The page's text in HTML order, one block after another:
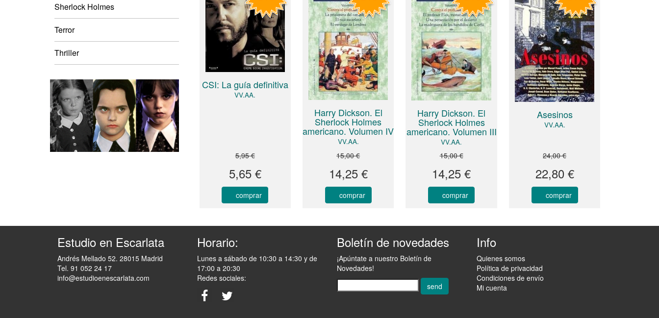
Sherlock Holmes
Terror
Thriller
CSI: La guía definitiva
VV.AA.
5,95 €
5,65 €
comprar
Harry Dickson. El
Sherlock Holmes
americano. Volumen IV
VV.AA.
15,00 €
14,25 €
comprar
Harry Dickson. El
Sherlock Holmes
americano. Volumen III
VV.AA.
15,00 €
14,25 €
comprar
Asesinos
VV.AA.
24,00 €
22,80 €
comprar
Estudio en Escarlata
Andrés Mellado 52. 28015 Madrid
Tel. 91 052 24 17
info@estudioenescarlata.com
Horario:
Lunes a sábado de 10:30 a 14:30 y de
17:00 a 20:30
Redes sociales:
Boletín de novedades
¡Apúntate a nuestro Boletín de
Novedades!
send
Info
Quienes somos
Política de privacidad
Condiciones de envío
Mi cuenta